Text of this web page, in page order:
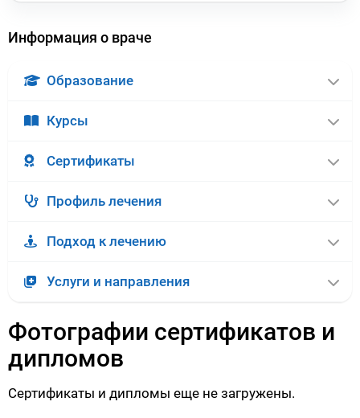
Информация о враче
Образование
Курсы
Сертификаты
Профиль лечения
Подход к лечению
Услуги и направления
Фотографии сертификатов и
дипломов
Сертификаты и дипломы еще не загружены.